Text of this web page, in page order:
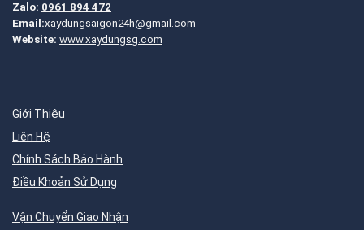
Zalo: 0961 894 472
Email:xaydungsaigon24h@gmail.com
Website: www.xaydungsg.com
Giới Thiệu
Liên Hệ
Chính Sách Bảo Hành
Điều Khoản Sử Dụng
Vận Chuyển Giao Nhận